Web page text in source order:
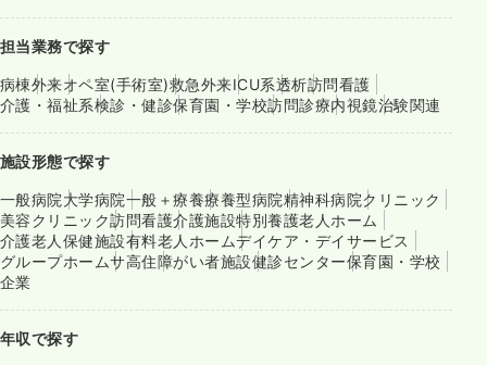
担当業務で探す
病棟外来オペ室(手術室)救急外来ICU系透析訪問看護
介護・福祉系検診・健診保育園・学校訪問診療内視鏡治験関連
施設形態で探す
一般病院大学病院一般＋療養療養型病院精神科病院クリニック
美容クリニック訪問看護介護施設特別養護老人ホーム
介護老人保健施設有料老人ホームデイケア・デイサービス
グループホームサ高住障がい者施設健診センター保育園・学校
企業
年収で探す